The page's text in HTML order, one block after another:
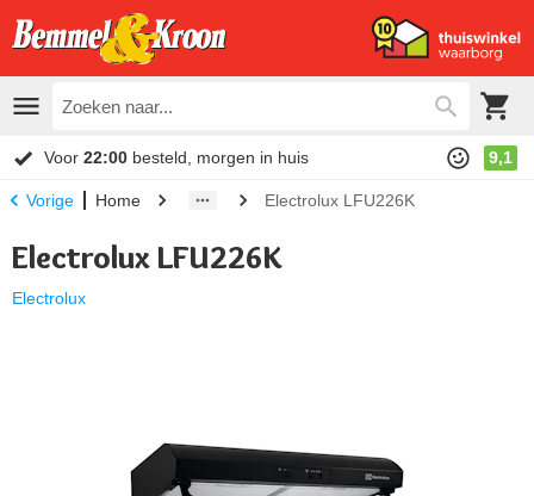
Voor 22:00 besteld, morgen in huis 9,1
Vorige Home Electrolux LFU226K
Electrolux LFU226K
Electrolux